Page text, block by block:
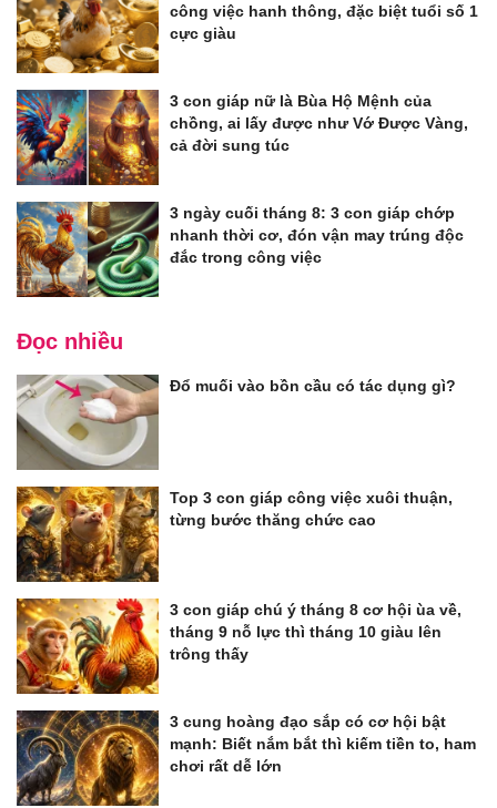
công việc hanh thông, đặc biệt tuổi số 1
cực giàu
3 con giáp nữ là Bùa Hộ Mệnh của
chồng, ai lấy được như Vớ Được Vàng,
cả đời sung túc
3 ngày cuối tháng 8: 3 con giáp chớp
nhanh thời cơ, đón vận may trúng độc
đắc trong công việc
Đọc nhiều
Đổ muối vào bồn cầu có tác dụng gì?
Top 3 con giáp công việc xuôi thuận,
từng bước thăng chức cao
3 con giáp chú ý tháng 8 cơ hội ùa về,
tháng 9 nỗ lực thì tháng 10 giàu lên
trông thấy
3 cung hoàng đạo sắp có cơ hội bật
mạnh: Biết nắm bắt thì kiếm tiền to, ham
chơi rất dễ lớn